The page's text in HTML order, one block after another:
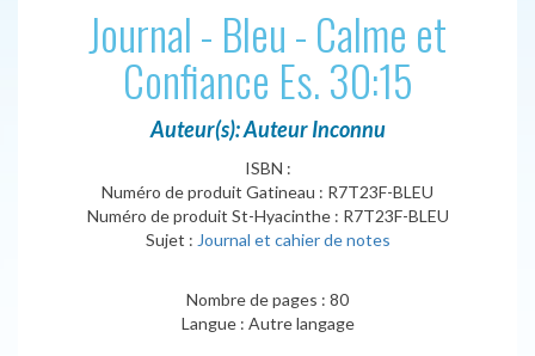
Journal - Bleu - Calme et
Confiance Es. 30:15
Auteur(s): Auteur Inconnu
ISBN :
Numéro de produit Gatineau : R7T23F-BLEU
Numéro de produit St-Hyacinthe : R7T23F-BLEU
Sujet : Journal et cahier de notes
Nombre de pages : 80
Langue : Autre langage